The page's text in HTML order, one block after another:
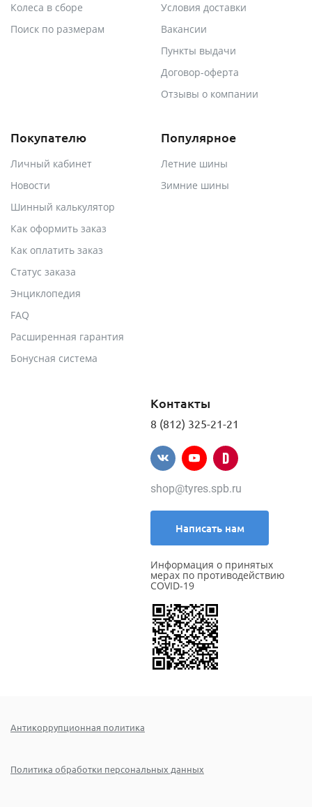
Колеса в сборе
Поиск по размерам
Условия доставки
Вакансии
Пункты выдачи
Договор-оферта
Отзывы о компании
Покупателю
Личный кабинет
Новости
Шинный калькулятор
Как оформить заказ
Как оплатить заказ
Статус заказа
Энциклопедия
FAQ
Расширенная гарантия
Бонусная система
Популярное
Летние шины
Зимние шины
Контакты
8 (812) 325-21-21
shop@tyres.spb.ru
Написать нам
Информация о принятых
мерах по противодействию
COVID-19
Антикоррупционная политика
Политика обработки персональных данных